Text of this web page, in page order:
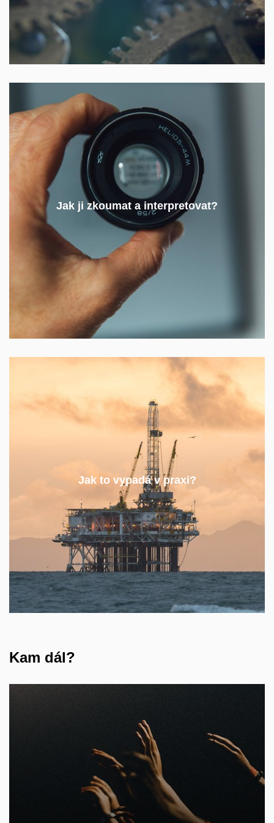
Jak ji zkoumat a interpretovat?
Předměty zaměřené na analytické postupy a
interpretační perspektivy vám pomohou o nově
nabytých znalostech strukturovaně přemýšlet.
Jak to vypadá v praxi?
V praktických předmětech navštívíte instituce a
firmy, náhlednete do útrob reaktoru, vyzkoušíte si
tvorbu investičních modelů, seznámíte se s lidmi z
praxe a vydáte se za nimi na stáž.
Kam dál?